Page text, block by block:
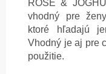
ROSE &
vhodný pre
ktoré hľadajú
Vhodný je aj pre
použitie.